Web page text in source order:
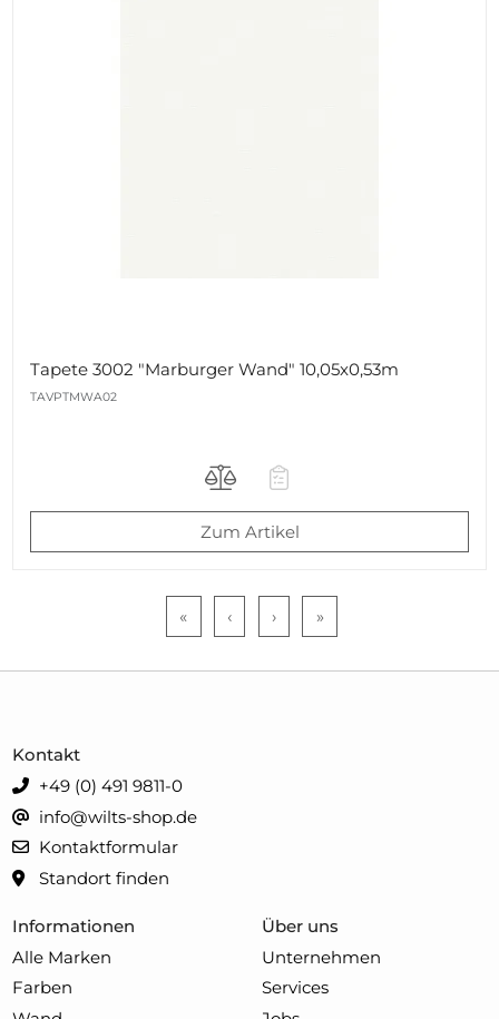
Tapete 3002 "Marburger Wand" 10,05x0,53m
TAVPTMWA02
Zum Artikel
« ‹ › »
Informationen
Alle Marken
Farben
Über uns
Unternehmen
Services
Kontakt
+49 (0) 491 9811-0
info@wilts-shop.de
Kontaktformular
Standort finden